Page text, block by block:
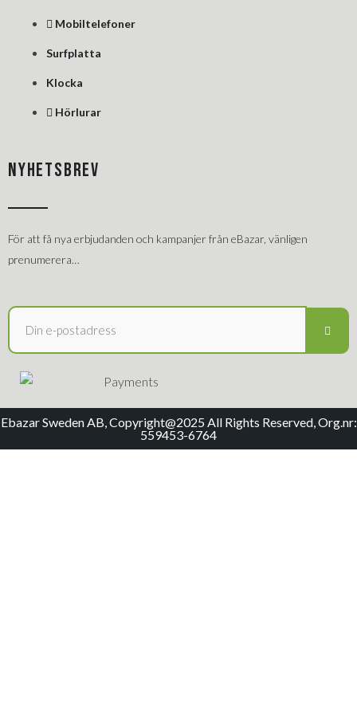
Mobiltelefoner
Surfplatta
Klocka
Hörlurar
NYHETSBREV
För att få nya erbjudanden och kampanjer från eBazar, vänligen
prenumerera…
Ebazar Sweden AB, Copyright@2025 All Rights Reserved, Org.nr:
559453-6764